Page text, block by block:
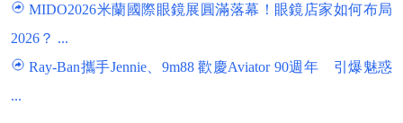
MIDO2026米蘭國際眼鏡展圓滿落幕！眼鏡店家如何布局
2026？ ...
Ray-Ban攜手Jennie、9m88 歡慶Aviator 90週年 引爆魅惑
...